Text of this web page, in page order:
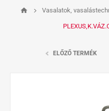
Vasalatok,
ELŐZŐ TERMÉK